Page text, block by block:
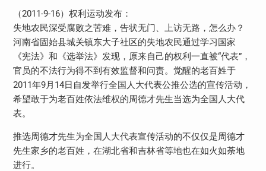
（2011-9-16）权利运动发布：
失地农民深受腐败之苦难，告状无门、上访无路，怎么办？
河南省固始县城关镇东大子社区的失地农民通过学习国家
《宪法》和《选举法》发现，原来自己的权利一直被“代表”，
官员的不法行为得不到有效监督和问责。觉醒的老百姓于
2011年9月14日自发举行全国人大代表公推公选的宣传活动，
希望敢于为老百姓依法维权的周德才先生当选为全国人大代
表。
推选周德才先生为全国人大代表宣传活动的不仅仅是周德才
先生家乡的老百姓，在湖北省和吉林省等地也在如火如荼地
进行。